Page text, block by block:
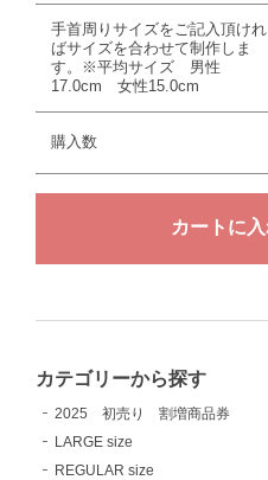
手首周りサイズをご記入頂けれ
ばサイズを合わせて制作しま
す。※平均サイズ 男性
17.0cm 女性15.0cm
購入数
カテゴリーから探す
2025 初売り 割増商品券
LARGE size
REGULAR size